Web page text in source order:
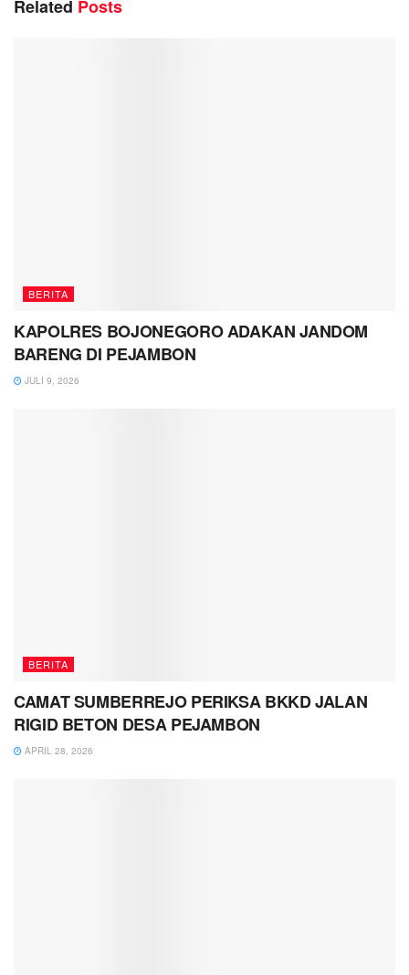
Related Posts
BERITA
KAPOLRES BOJONEGORO ADAKAN JANDOM
BARENG DI PEJAMBON
JULI 9, 2026
BERITA
CAMAT SUMBERREJO PERIKSA BKKD JALAN
RIGID BETON DESA PEJAMBON
APRIL 28, 2026